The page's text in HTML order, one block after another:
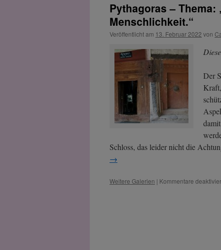
Pythagoras –
Menschlichkeit.“
Veröffentlicht am 13. Februar 2022 von
Der
Schloss, das leider nicht die
→
Weitere Galerien | Kommentare